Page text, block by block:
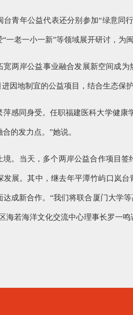
台青年公益代表还分别参加“绿意同
一老一小一新”等领域展开研讨，为
宽两岸公益事业融合发展新空间成
因地制宜的公益项目，结合生态保
萍感同身受。任职福建医科大学健
的发力点。”她说。
境。当天，多个两岸公益合作项目
发展。其中，继去年平潭竹屿口岚
达成新合作。“我们将联合厦门大学
海若海洋文化交流中心理事长罗一鸣